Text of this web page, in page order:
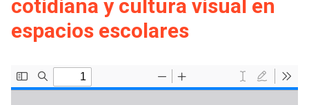
a
mi
Exploración
Expand
[Educarchile
sesión
Regístrate
de
ayuda
a
cotidiana y cultura visual en
espacios escolares
Inicia sesión.